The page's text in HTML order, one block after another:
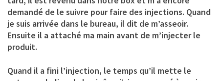
demandé de le suivre pour faire des injections. Quand
je suis arrivée dans le bureau, il dit de m’asseoir.
Ensuite il a attaché ma main avant de m’injecter le
produit.
Quand il a fini l’injection, le temps qu’il mette le